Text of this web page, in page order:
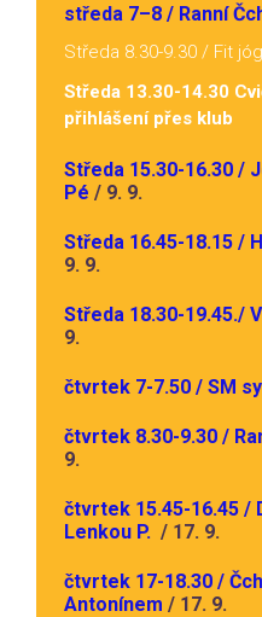
středa 7–8 / Ranní
Středa 8.30-9.30 / Fit
Středa 13.30-14.30
přihlášení přes klub
Středa 15.30-16.30 /
Pé / 9. 9.
Středa 16.45-18.15 /
9. 9.
Středa 18.30-19.45./
9.
čtvrtek 7-7.50 / SM
čtvrtek 8.30-9.30 /
9.
čtvrtek 15.45-16.45 /
Lenkou P. / 17. 9.
čtvrtek 17-18.30 /
Antonínem / 17. 9.